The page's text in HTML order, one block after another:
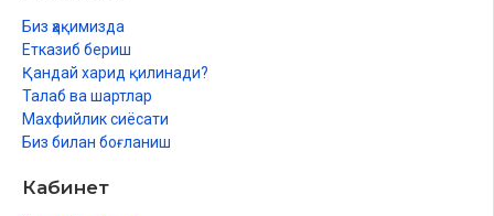
Биз ҳақимизда
Етказиб бериш
Қандай харид қилинади?
Талаб ва шартлар
Махфийлик сиёсати
Биз билан боғланиш
Кабинет